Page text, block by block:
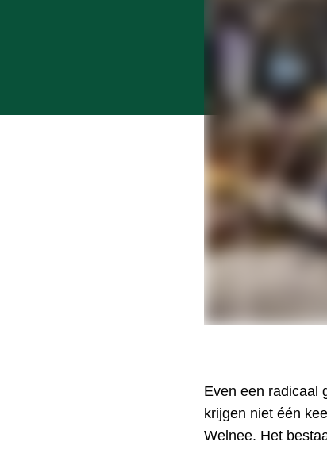
Even een radicaal
krijgen niet één
Welnee. Het